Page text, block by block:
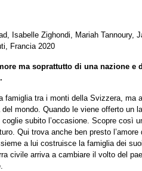
Isabelle Zighondi, Mariah Tannoury,
Francia 2020
ma soprattutto di una nazione e
famiglia tra i monti della Svizzera, ma
del mondo. Quando le viene offerto un
subito l’occasione. Scopre così
Qui trova anche ben presto l’amore
a lui costruisce la famiglia dei
civile arriva a cambiare il volto del